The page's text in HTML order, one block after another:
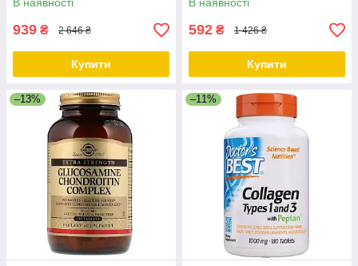
В наявності
939 ₴ 2 646 ₴
Купити
В наявності
592 ₴ 1 426 ₴
Купити
–13% –11%